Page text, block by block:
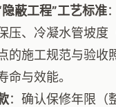
蔽工程”工艺标准
压、冷凝水管坡度
的施工规范与验收
命与效能。
：确认保修年限（